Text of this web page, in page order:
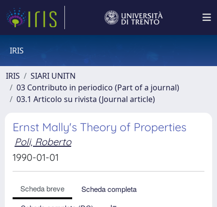
IRIS
IRIS
SIARI UNITN
03 Contributo in periodico (Part of a journal)
03.1 Articolo su rivista (Journal article)
Ernst Mally's Theory of Properties
Poli, Roberto
1990-01-01
Scheda breve
Scheda completa